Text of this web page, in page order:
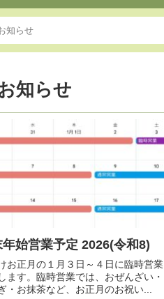
知らせ
知らせ
始営業予定 2026(令和8)
お正月の１月３日～４日に臨時営業
ます。臨時営業では、おぜんざい・
・お抹茶など、お正月のお祝い...